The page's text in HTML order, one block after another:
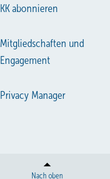
KK abonnieren
Mitgliedschaften und
Engagement
Privacy Manager
Nach oben